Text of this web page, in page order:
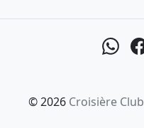
© 2026 Croisière Club